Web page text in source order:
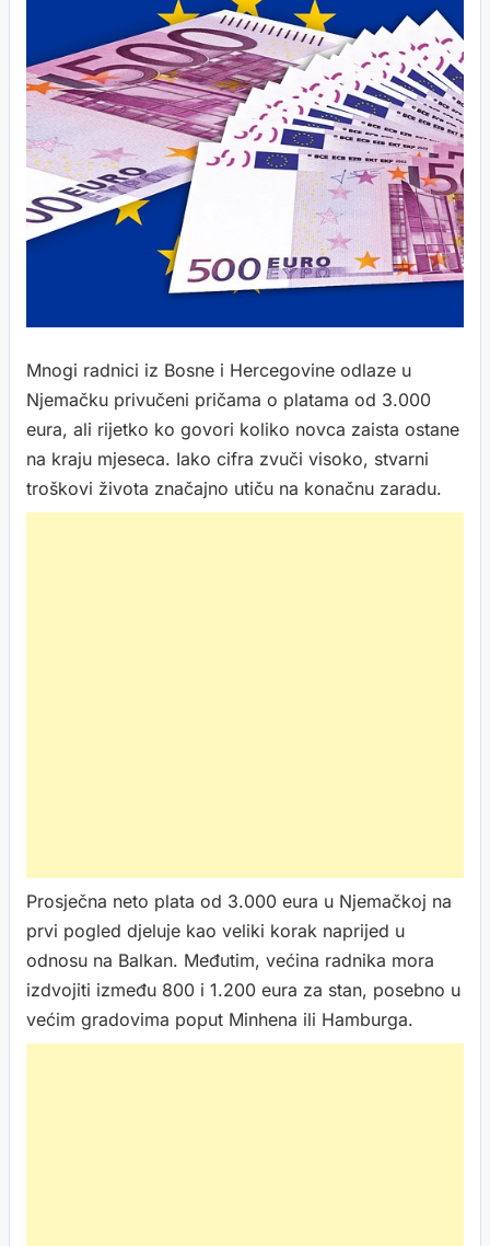
Mnogi radnici iz Bosne i Hercegovine odlaze u
Njemačku privučeni pričama o platama od 3.000
eura, ali rijetko ko govori koliko novca zaista ostane
na kraju mjeseca. Iako cifra zvuči visoko, stvarni
troškovi života značajno utiču na konačnu zaradu.
Prosječna neto plata od 3.000 eura u Njemačkoj na
prvi pogled djeluje kao veliki korak naprijed u
odnosu na Balkan. Međutim, većina radnika mora
izdvojiti između 800 i 1.200 eura za stan, posebno u
većim gradovima poput Minhena ili Hamburga.